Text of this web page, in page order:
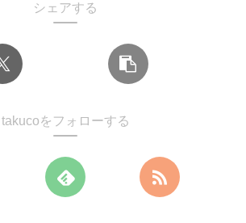
シェアする
takucoをフォローする